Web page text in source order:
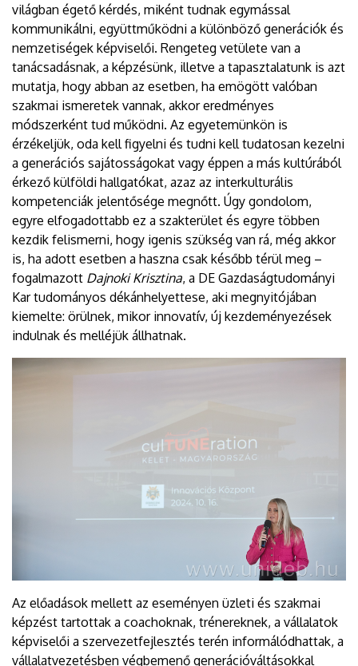
világban égető kérdés, miként tudnak egymással
kommunikálni, együttműködni a különböző generációk és
nemzetiségek képviselői. Rengeteg vetülete van a
tanácsadásnak, a képzésünk, illetve a tapasztalatunk is azt
mutatja, hogy abban az esetben, ha emögött valóban
szakmai ismeretek vannak, akkor eredményes
módszerként tud működni. Az egyetemünkön is
érzékeljük, oda kell figyelni és tudni kell tudatosan kezelni
a generációs sajátosságokat vagy éppen a más kultúrából
érkező külföldi hallgatókat, azaz az interkulturális
kompetenciák jelentősége megnőtt. Úgy gondolom,
egyre elfogadottabb ez a szakterület és egyre többen
kezdik felismerni, hogy igenis szükség van rá, még akkor
is, ha adott esetben a haszna csak később térül meg –
fogalmazott Dajnoki Krisztina, a DE Gazdaságtudományi
Kar tudományos dékánhelyettese, aki megnyitójában
kiemelte: örülnek, mikor innovatív, új kezdeményezések
indulnak és melléjük állhatnak.
Az előadások mellett az eseményen üzleti és szakmai
képzést tartottak a coachoknak, trénereknek, a vállalatok
képviselői a szervezetfejlesztés terén informálódhattak, a
vállalatvezetésben végbemenő generációváltásokkal